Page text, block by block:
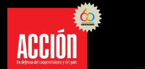
Saltar
contenido